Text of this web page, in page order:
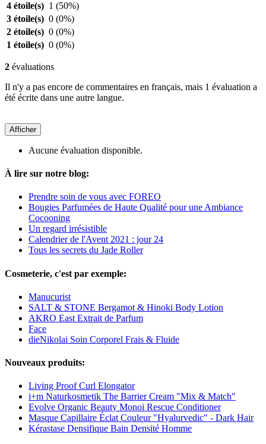
4 étoile(s) 1 (50%)
3 étoile(s) 0 (0%)
2 étoile(s) 0 (0%)
1 étoile(s) 0 (0%)
2 évaluations
Il n'y a pas encore de commentaires en français, mais 1 évaluation a
été écrite dans une autre langue.
Afficher
Aucune évaluation disponible.
À lire sur notre blog:
Prendre soin de vous avec FOREO
Bougies Parfumées de Haute Qualité pour une Ambiance
Cocooning
Un regard irrésistible
Calendrier de l'Avent 2021 : jour 24
Tous les secrets du Jade Roller
Cosmeterie, c'est par exemple:
Manucurist
SALT & STONE Bergamot & Hinoki Body Lotion
AKRO East Extrait de Parfum
Face
dieNikolai Soin Corporel Frais & Fluide
Nouveaux produits:
Living Proof Curl Elongator
i+m Naturkosmetik The Barrier Cream "Mix & Match"
Evolve Organic Beauty Monoi Rescue Conditioner
Masque Capillaire Éclat Couleur "Hyalurvedic" - Dark Hair
Kérastase Densifique Bain Densité Homme